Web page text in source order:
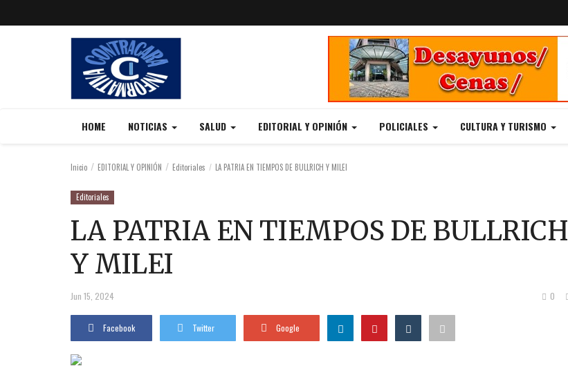
HOME NOTICIAS SALUD EDITORIAL Y OPINIÓN POLICIALES CULTURA Y TURISMO
Inicio EDITORIAL Y OPINIÓN Editoriales LA PATRIA EN TIEMPOS DE BULLRICH Y MILEI
Editoriales
LA PATRIA EN TIEMPOS DE BULLRICH
Y MILEI
Jun 15, 2024 0
Facebook Twitter Google